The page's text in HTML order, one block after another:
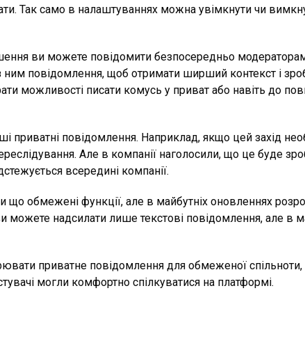
Так само в налаштуваннях можна увімкнути чи
ви можете повідомити безпосередньо
ним повідомлення, щоб отримати ширший контекст і
можливості писати комусь у приват або навіть до
приватні повідомлення. Наприклад, якщо цей захід
Але в компанії наголосили, що це буде
всередині компанії.
що обмежені функції, але в майбутніх оновленнях
можете надсилати лише текстові повідомлення, але в
приватне повідомлення для обмеженої спільноти,
могли комфортно спілкуватися на платформі.